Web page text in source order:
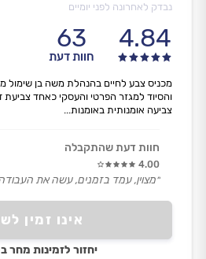
נבדק לאחרונה לפני יומיים
4.84
63
חוות דעת
אינו זמין
יחזור לזמינות מחר ב-
מכניס צבע לחיים בהנהלת משה בן שימול
והסיוד למגזר הפרטי והעסקי כאחד צביעת
צביעה אומנותית באומנות...
חוות דעת שהתקבלה
4.00
״מצוין, עמד בזמנים, עשה את